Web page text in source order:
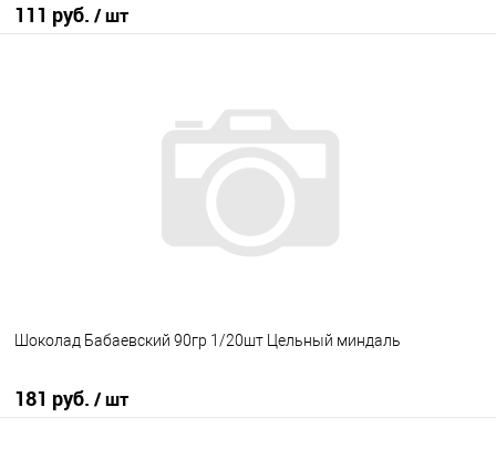
111 руб. / шт
В наличии
Шоколад Бабаевский 90гр 1/20шт Цельный миндаль
181 руб. / шт